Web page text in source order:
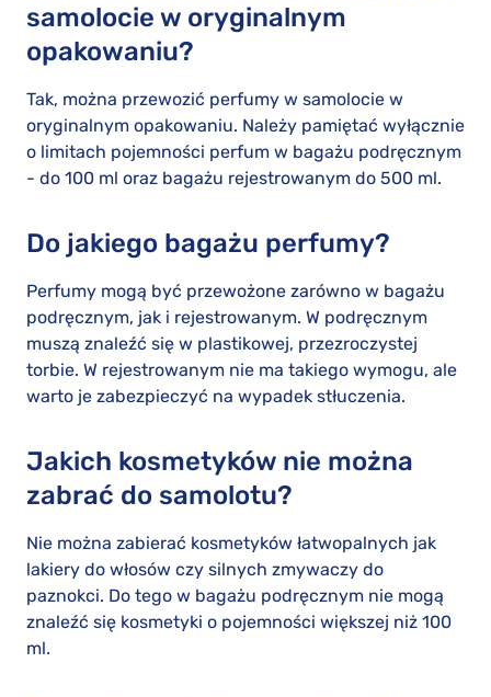
samolocie w oryginalnym
opakowaniu?
Tak, można przewozić perfumy w samolocie w
oryginalnym opakowaniu. Należy pamiętać wyłącznie
o limitach pojemności perfum w bagażu podręcznym
- do 100 ml oraz bagażu rejestrowanym do 500 ml.
Do jakiego bagażu perfumy?
Perfumy mogą być przewożone zarówno w bagażu
podręcznym, jak i rejestrowanym. W podręcznym
muszą znaleźć się w plastikowej, przezroczystej
torbie. W rejestrowanym nie ma takiego wymogu, ale
warto je zabezpieczyć na wypadek stłuczenia.
Jakich kosmetyków nie można
zabrać do samolotu?
Nie można zabierać kosmetyków łatwopalnych jak
lakiery do włosów czy silnych zmywaczy do
paznokci. Do tego w bagażu podręcznym nie mogą
znaleźć się kosmetyki o pojemności większej niż 100
ml.